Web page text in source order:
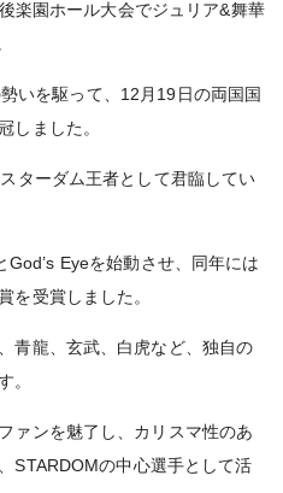
楽園ホール大会でジュリア&舞華
いを駆って、12月19日の両国国
しました。
ターダム王者として君臨してい
Eyeを始動させ、同年には
を受賞しました。
青龍、玄武、白虎など、独自の
。
ァンを魅了し、カリスマ性のあ
STARDOMの中心選手として活